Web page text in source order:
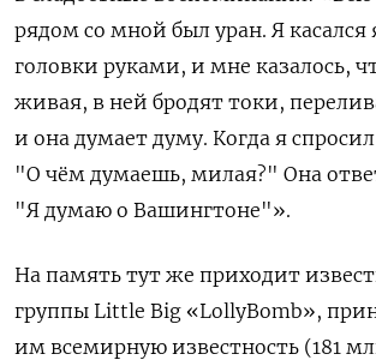
рядом со мной был уран. Я касался
головки руками, и мне казалось,
живая, в ней бродят токи,
и она думает думу. Когда я
"О чём думаешь, милая?" Она
"Я думаю о Вашингтоне"».
На память тут же приходит
группы Little Big «LollyBomb»,
им всемирную известность (181